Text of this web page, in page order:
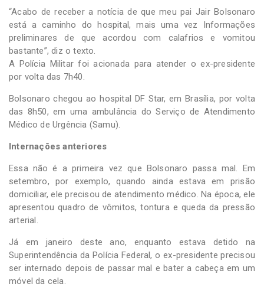
“Acabo de receber a notícia de que meu pai Jair Bolsonaro
está a caminho do hospital, mais uma vez Informações
preliminares de que acordou com calafrios e vomitou
bastante”, diz o texto.
A Polícia Militar foi acionada para atender o ex-presidente
por volta das 7h40.
Bolsonaro chegou ao hospital DF Star, em Brasília, por volta
das 8h50, em uma ambulância do Serviço de Atendimento
Médico de Urgência (Samu).
Internações anteriores
Essa não é a primeira vez que Bolsonaro passa mal. Em
setembro, por exemplo, quando ainda estava em prisão
domiciliar, ele precisou de atendimento médico. Na época, ele
apresentou quadro de vômitos, tontura e queda da pressão
arterial.
Já em janeiro deste ano, enquanto estava detido na
Superintendência da Polícia Federal, o ex-presidente precisou
ser internado depois de passar mal e bater a cabeça em um
móvel da cela.